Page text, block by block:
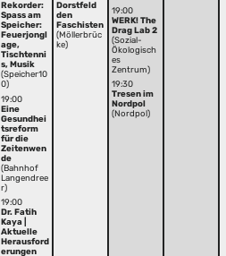
Rekorder:
Spass am
Speicher:
Feuerjongl
age,
Tischtenni
s, Musik
(Speicher10
0)
19:00
Eine
Gesundhei
tsreform
für die
Zeitenwen
de
(Bahnhof
Langendree
r)
19:00
Dr. Fatih
Kaya |
Aktuelle
Herausford
erungen
Dorstfeld
den
Faschisten
(Möllerbrüc
ke)
19:00
WERK! The
Drag Lab 2
(Sozial-
Ökologisch
es
Zentrum)
19:30
Tresen im
Nordpol
(Nordpol)